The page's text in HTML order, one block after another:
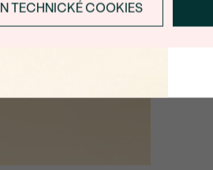
TECHNICKÉ COOKIES